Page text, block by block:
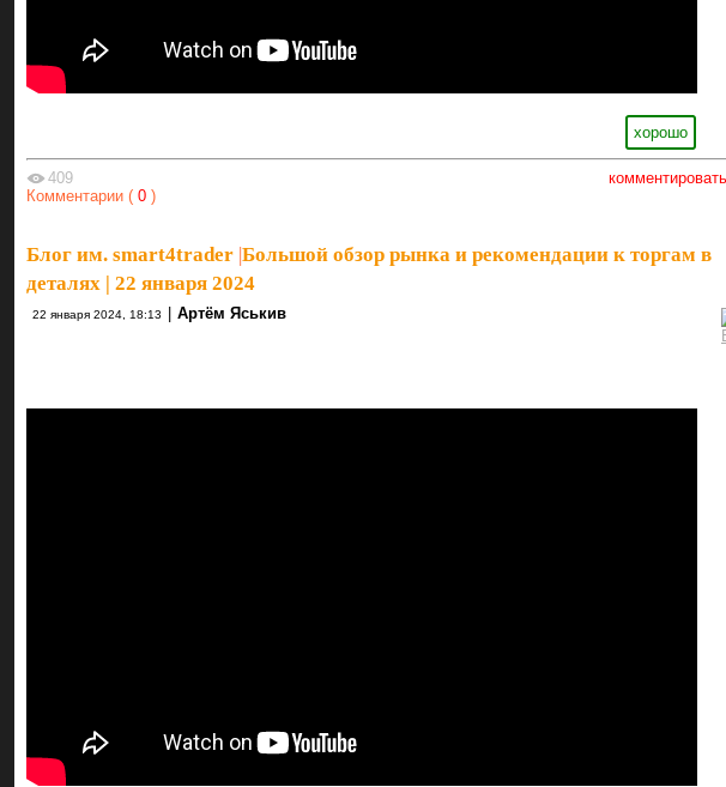
хорошо
комментировать
409
Комментарии ( 0 )
Блог им. smart4trader |Большой обзор рынка и рекомендации к торгам в
деталях | 22 января 2024
22 января 2024, 18:13 | Артём Яськив